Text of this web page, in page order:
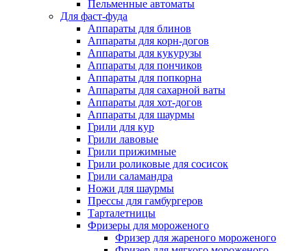
Пельменные автоматы
Для фаст-фуда
Аппараты для блинов
Аппараты для корн-догов
Аппараты для кукурузы
Аппараты для пончиков
Аппараты для попкорна
Аппараты для сахарной ваты
Аппараты для хот-догов
Аппараты для шаурмы
Грили для кур
Грили лавовые
Грили прижимные
Грили роликовые для сосисок
Грили саламандра
Ножи для шаурмы
Прессы для гамбургеров
Тарталетницы
Фризеры для мороженого
Фризер для жареного мороженого